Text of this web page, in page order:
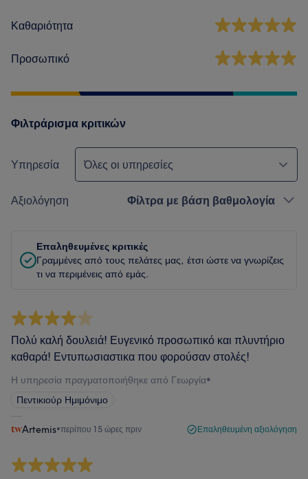
Καθαριότητα
Προσωπικό
Φιλτράρισμα κριτικών
Υπηρεσία Όλες οι υπηρεσίες
Αξιολόγηση Φίλτρα με βάση βαθμολογία
Επαληθευμένες κριτικές
Γραμμένες από τους πελάτες μας, έτσι ώστε να γνωρίζεις
τι να περιμένεις από εμάς.
Πολύ καλή δουλειά! Ευγενικό προσωπικό και πλυντήριο
καθαρά! Εντυπωσιαστικα που φορούσαν στολές!
Η υπηρεσία πραγματοποιήθηκε από Γεωργία•
Πεντικιούρ Ημιμόνιμο
Artemis•περίπου 15 ώρες πριν Επαληθευμένη αξιολόγηση